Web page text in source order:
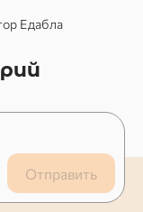
Едабла
Отправить